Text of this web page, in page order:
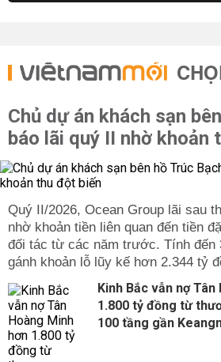
Chủ dự án khách sạn
báo lãi quý II nhờ khoản
Quý II/2026, Ocean Group lãi sau
nhờ khoản tiền liên quan đến tiền
đối tác từ các năm trước. Tính đến
gánh khoản lỗ lũy kế hơn 2.344 tỷ
Kinh Bắc vẫn nợ
1.800 tỷ đồng từ
100 tầng gần